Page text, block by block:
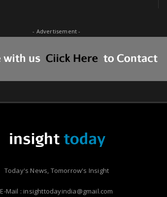
- Advertisement -
Today's News, Tomorrow's Insight
E-Mail : insighttodayindia@gmail.com